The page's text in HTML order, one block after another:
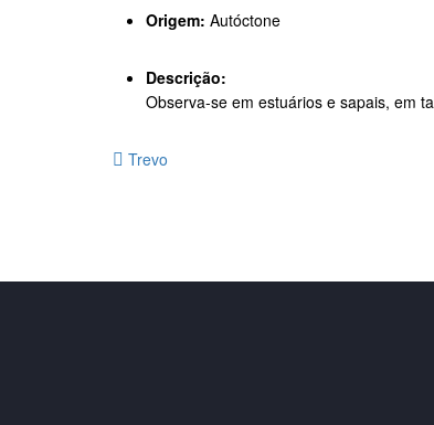
Origem: Autóctone
Descrição:
Observa-se em estuários e sapais, em
Trevo